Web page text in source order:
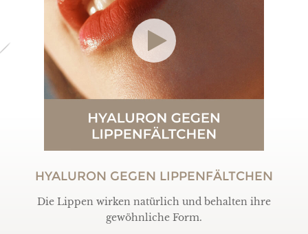
HYALURON GEGEN LIPPENFÄLTCHEN
Die Lippen wirken natürlich und behalten ihre
gewöhnliche Form.